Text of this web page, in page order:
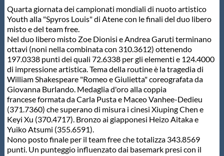
Propaganda
Centri Federali
Area Legislativa
Protezione Civile
Qualità
Quarta giornata dei campionati mondiali di nuoto artistico
Youth alla "Spyros Louis" di Atene con le finali del duo libero
misto e del team free.
Nel duo libero misto Zoe Dionisi e Andrea Garuti terminano
ottavi (noni nella combinata con 310.3612) ottenendo
197.0338 punti dei quali 72.6338 per gli elementi e 124.4000
di impressione artistica. Tema della routine è la tragedia di
William Shakespeare "Romeo e Giulietta" coreografata da
Giovanna Burlando. Medaglia d'oro alla coppia
francese formata da Carla Pusta e Maceo Vanhee-Dedieu
(371.7360) che superano di misura i cinesi Xiuping Chen e
Keyi Xu (370.4717). Bronzo ai giapponesi Heizo Aitaka e
Yuiko Atsumi (355.6591).
Nono posto finale per il team free che totalizza 343.8569
punti. Un punteggio influenzato dai basemark presi con il